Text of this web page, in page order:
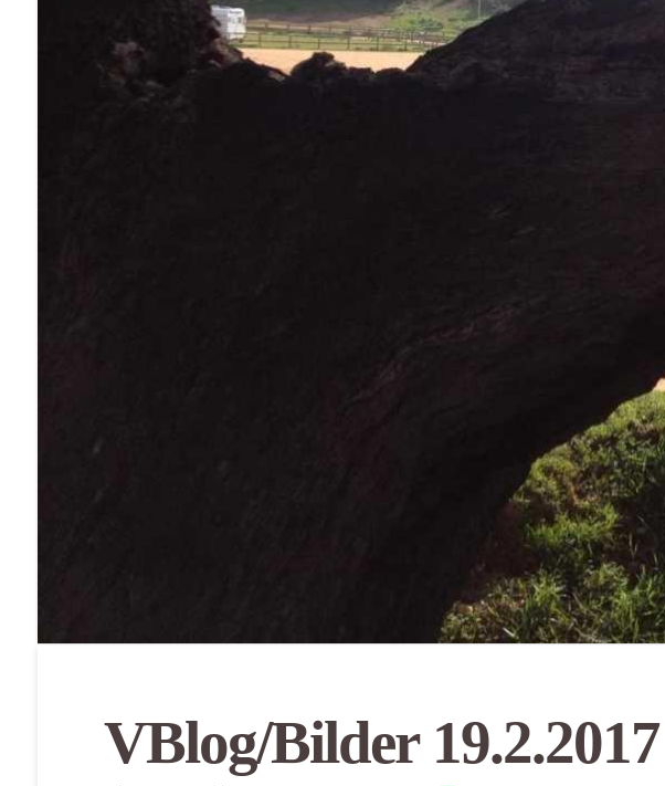
VBlog/Bilder